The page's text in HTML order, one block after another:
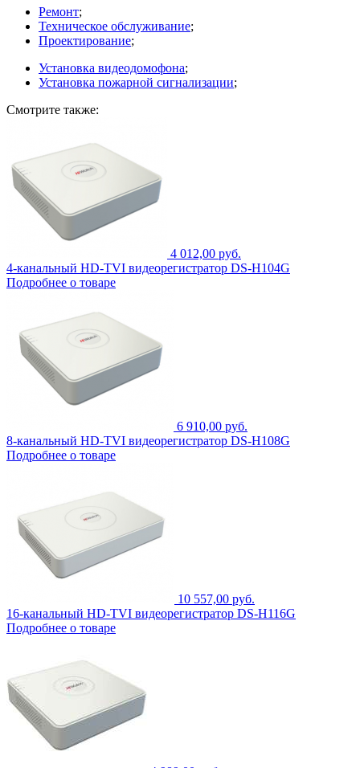
Ремонт;
Техническое обслуживание;
Проектирование;
Установка видеодомофона;
Установка пожарной сигнализации;
Смотрите также:
4 012,00 руб.
4-канальный HD-TVI видеорегистратор DS-H104G
Подробнее о товаре
6 910,00 руб.
8-канальный HD-TVI видеорегистратор DS-H108G
Подробнее о товаре
10 557,00 руб.
16-канальный HD-TVI видеорегистратор DS-H116G
Подробнее о товаре